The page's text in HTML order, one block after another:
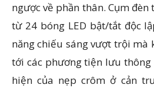
ngược về phần thân. Cụm
từ 24 bóng LED bật/tắt độc
năng chiếu sáng vượt trội mà
tới các phương tiện lưu thông
hiện của nẹp crôm ở cản